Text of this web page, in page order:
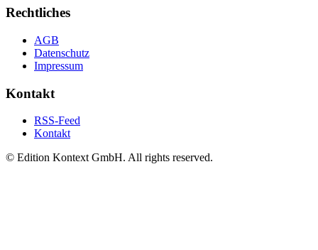
Rechtliches
AGB
Datenschutz
Impressum
Kontakt
RSS-Feed
Kontakt
© Edition Kontext GmbH. All rights reserved.